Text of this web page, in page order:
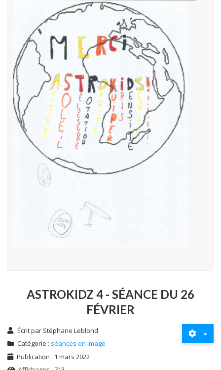
ASTROKIDZ 4 - SÉANCE DU 26
FÉVRIER
Écrit par Stéphane Leblond
Catégorie : séances en image
Publication : 1 mars 2022